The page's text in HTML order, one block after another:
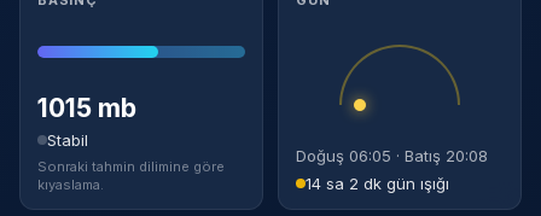
1015 mb
Stabil
Sonraki tahmin dilimine göre
kıyaslama.
Doğuş 06:05 · Batış 20:08
14 sa 2 dk gün ışığı